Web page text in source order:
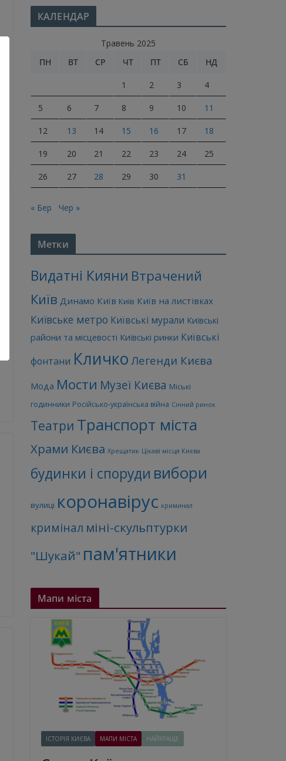
КАЛЕНДАР
Травень 2025
ПН
ВТ СР ЧТ ПТ СБ НД
1 2 3 4
5 6 7 8 9 10 11
12 13 14 15 16 17 18
19 20 21 22 23 24 25
26 27 28 29 30 31
« Бер Чер »
Метки
Видатні Кияни Втрачений
Київ Динамо Київ Київ Київ на листівках
Київське метро Київські мурали Київські
райони та місцевості Київські ринки Київські
фонтани Кличко Легенди Києва
Мода Мости Музеї Києва Міські
годинники Російсько-українська війна Сінний ринок
Театри Транспорт міста
Храми Києва Хрещатик Цікаві місця Києва
будинки і споруди вибори
вулиці коронавірус криминал
кримінал міні-скульптурки
"Шукай" пам'ятники
Мапи міста
ІСТОРІЯ КИЄВА МАПИ МІСТА НАЙКРАЩЕ